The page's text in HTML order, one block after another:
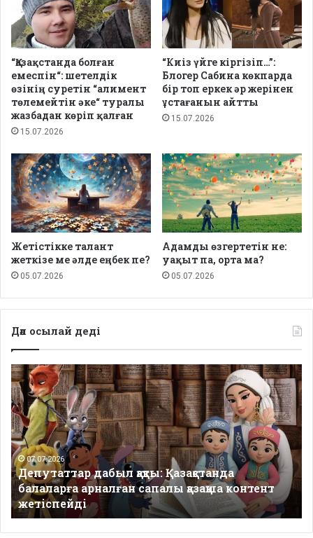
“Қазақстанда болған
емеспін“: шетелдік
өзінің суретін “алимент
төлемейтін әке“ туралы
жазбадан көріп қалған
15.07.2026
“Киіз үйге кіргізіп…”:
Блогер Сабина көкпарда
бір топ еркек әр жерінен
ұстағанын айтты
15.07.2026
Жетістікке талант
жеткізе ме әлде еңбек пе?
05.07.2026
Адамды өзгертетін не:
уақыт па, орта ма?
05.07.2026
Дәл осылай деді
Депутаттар
дабыл
қақты:
Қазақстанда
балаларға
арналған
сапалы
қазақша
контент
жетіспейді
07.07.2026
Депутаттар дабыл қақты: Қазақстанда
балаларға арналған сапалы қазақша контент
жетіспейді